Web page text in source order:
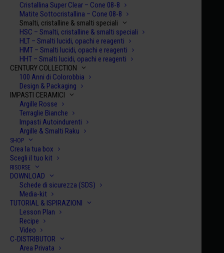
Cristallina Super Clear – Cone 08-8
Matite Sottocristallina – Cone 08-8
Smalti, cristalline & smalti speciali
HSC – Smalti, cristalline & smalti speciali
HLT – Smalti lucidi, opachi e reagenti
HMT – Smalti lucidi, opachi e reagenti
HHT – Smalti lucidi, opachi e reagenti
CENTURY COLLECTION
100 Anni di Colorobbia
Design & Packaging
IMPASTI CERAMICI
Argille Rosse
Terraglie Bianche
Impasti Autoindurenti
Argille & Smalti Raku
SHOP
Crea la tua box
Scegli il tuo kit
RISORSE
DOWNLOAD
Schede di sicurezza (SDS)
Media-kit
TUTORIAL & ISPIRAZIONI
Lesson Plan
Recipe
Video
C-DISTRIBUTOR
Area Privata
NAMIBIA